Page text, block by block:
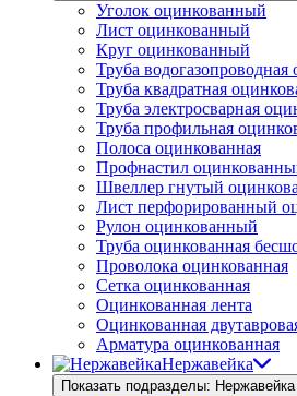
Уголок оцинкованный
Лист оцинкованный
Круг оцинкованный
Труба водогазопроводная
Труба квадратная
Труба электросварная
Труба профильная
Полоса оцинкованная
Профнастил
Швеллер гнутый
Лист перфорированный
Рулон оцинкованный
Труба оцинкованная
Проволока оцинкованная
Сетка оцинкованная
Оцинкованная лента
Оцинкованная
Арматура оцинкованная
Нержавейка
Показать подразделы: Нержавейка